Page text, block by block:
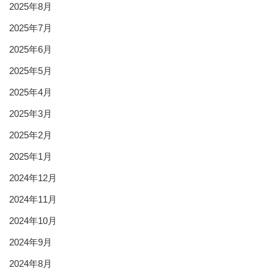
2025年8月
2025年7月
2025年6月
2025年5月
2025年4月
2025年3月
2025年2月
2025年1月
2024年12月
2024年11月
2024年10月
2024年9月
2024年8月